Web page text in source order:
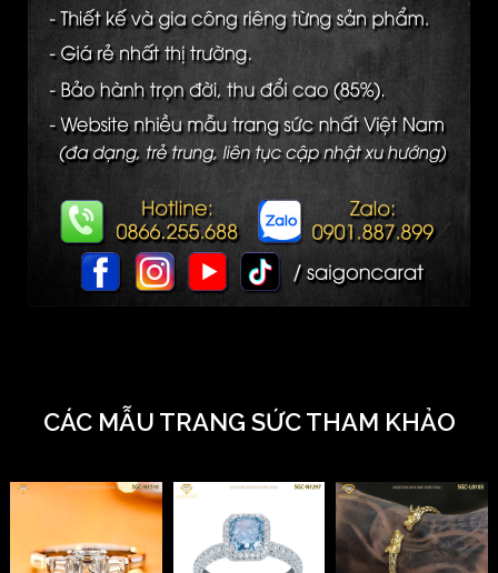
CÁC MẪU TRANG SỨC THAM KHẢO